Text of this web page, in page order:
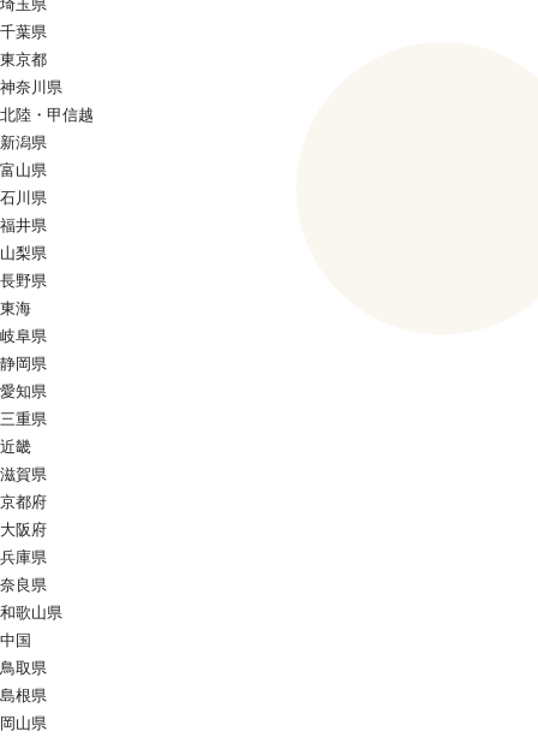
埼玉県
千葉県
東京都
神奈川県
北陸・甲信越
新潟県
富山県
石川県
福井県
山梨県
長野県
東海
岐阜県
静岡県
愛知県
三重県
近畿
滋賀県
京都府
大阪府
兵庫県
奈良県
和歌山県
中国
鳥取県
島根県
岡山県